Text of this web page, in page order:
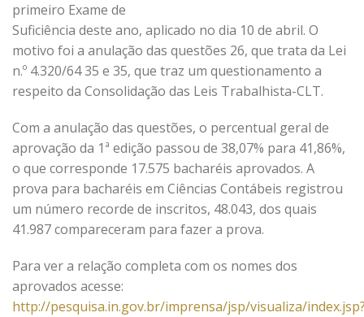
primeiro Exame de
Suficiência deste ano, aplicado no dia 10 de abril. O
motivo foi a anulação das questões 26, que trata da Lei
n.º 4.320/64 35 e 35, que traz um questionamento a
respeito da Consolidação das Leis Trabalhista-CLT.
Com a anulação das questões, o percentual geral de
aprovação da 1ª edição passou de 38,07% para 41,86%,
o que corresponde 17.575 bacharéis aprovados. A
prova para bacharéis em Ciências Contábeis registrou
um número recorde de inscritos, 48.043, dos quais
41.987 compareceram para fazer a prova.
Para ver a relação completa com os nomes dos
aprovados acesse:
http://pesquisa.in.gov.br/imprensa/jsp/visualiza/